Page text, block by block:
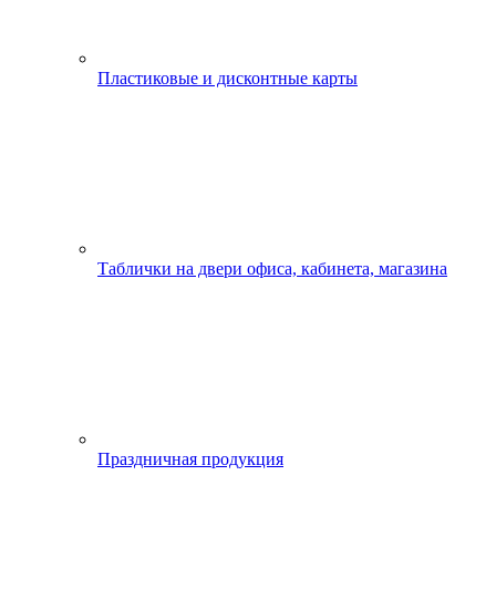
Пластиковые и дисконтные карты
Таблички на двери офиса, кабинета, магазина
Праздничная продукция